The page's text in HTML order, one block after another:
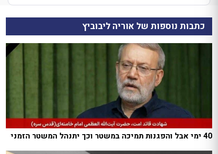
כתבות נוספות של אוריה ליבוביץ
40 ימי אבל והפגנות תמיכה במשטר וכך יתנהל המשטר הזמני